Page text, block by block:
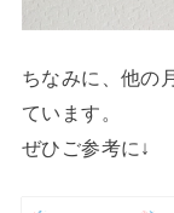
ちなみに、他の
ています。
ぜひご参考に↓